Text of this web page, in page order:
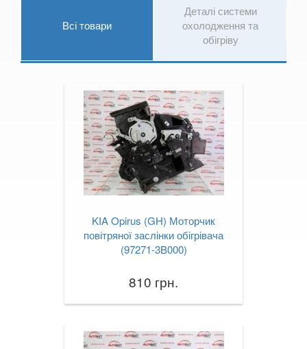
Rio III (UB, QB)
Rio IV (YB)
Shuma II (FB)
Sorento II (XM)
Sorento III (UM, C5)
Soul II (PS)
Sportage I (K00, JA)
Всі товари
Деталі системи
охолодження та
обігріву
KIA Opirus (GH) Моторчик
повітряної заслінки обігрівача
(97271-3B000)
810 грн.